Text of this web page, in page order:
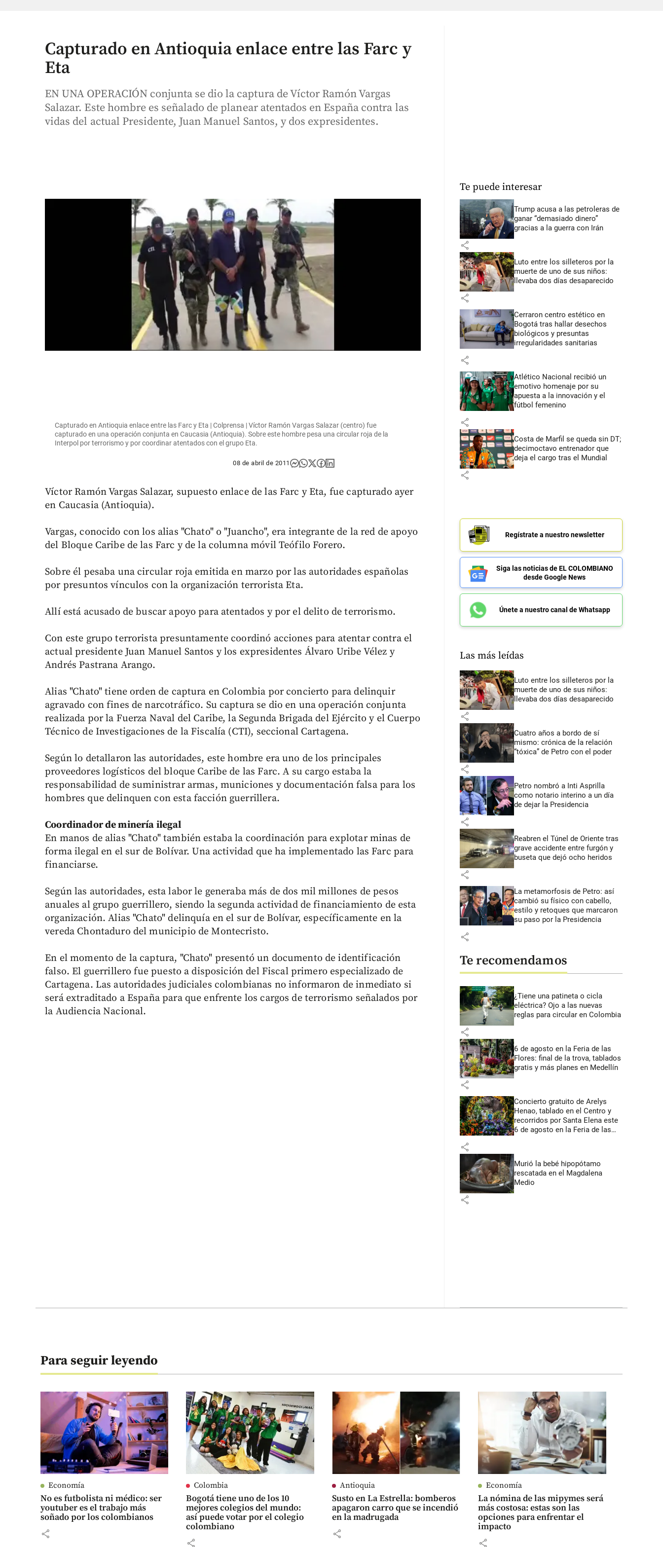
Capturado en Antioquia enlace entre las Farc y
Eta
EN UNA OPERACIÓN conjunta se dio la captura de Víctor Ramón Vargas
Salazar. Este hombre es señalado de planear atentados en España contra las
vidas del actual Presidente, Juan Manuel Santos, y dos expresidentes.
Capturado en Antioquia enlace entre las Farc y Eta | Colprensa | Víctor Ramón Vargas Salazar (centro) fue
capturado en una operación conjunta en Caucasia (Antioquia). Sobre este hombre pesa una circular roja de la
Interpol por terrorismo y por coordinar atentados con el grupo Eta.
08 de abril de 2011
Víctor Ramón Vargas Salazar, supuesto enlace de las Farc y Eta, fue capturado ayer
en Caucasia (Antioquia).
Vargas, conocido con los alias "Chato" o "Juancho", era integrante de la red de apoyo
del Bloque Caribe de las Farc y de la columna móvil Teófilo Forero.
Sobre él pesaba una circular roja emitida en marzo por las autoridades españolas
por presuntos vínculos con la organización terrorista Eta.
Allí está acusado de buscar apoyo para atentados y por el delito de terrorismo.
Con este grupo terrorista presuntamente coordinó acciones para atentar contra el
actual presidente Juan Manuel Santos y los expresidentes Álvaro Uribe Vélez y
Andrés Pastrana Arango.
Alias "Chato" tiene orden de captura en Colombia por concierto para delinquir
agravado con fines de narcotráfico. Su captura se dio en una operación conjunta
realizada por la Fuerza Naval del Caribe, la Segunda Brigada del Ejército y el Cuerpo
Técnico de Investigaciones de la Fiscalía (CTI), seccional Cartagena.
Según lo detallaron las autoridades, este hombre era uno de los principales
proveedores logísticos del bloque Caribe de las Farc. A su cargo estaba la
responsabilidad de suministrar armas, municiones y documentación falsa para los
hombres que delinquen con esta facción guerrillera.
Coordinador de minería ilegal
En manos de alias "Chato" también estaba la coordinación para explotar minas de
forma ilegal en el sur de Bolívar. Una actividad que ha implementado las Farc para
financiarse.
Según las autoridades, esta labor le generaba más de dos mil millones de pesos
anuales al grupo guerrillero, siendo la segunda actividad de financiamiento de esta
organización. Alias "Chato" delinquía en el sur de Bolívar, específicamente en la
vereda Chontaduro del municipio de Montecristo.
En el momento de la captura, "Chato" presentó un documento de identificación
falso. El guerrillero fue puesto a disposición del Fiscal primero especializado de
Cartagena. Las autoridades judiciales colombianas no informaron de inmediato si
será extraditado a España para que enfrente los cargos de terrorismo señalados por
la Audiencia Nacional.
Te puede interesar
Trump acusa a las petroleras de
ganar “demasiado dinero”
gracias a la guerra con Irán
share
Luto entre los silleteros por la
muerte de uno de sus niños:
llevaba dos días desaparecido
share
Cerraron centro estético en
Bogotá tras hallar desechos
biológicos y presuntas
irregularidades sanitarias
share
Atlético Nacional recibió un
emotivo homenaje por su
apuesta a la innovación y el
fútbol femenino
share
Costa de Marfil se queda sin DT;
decimoctavo entrenador que
deja el cargo tras el Mundial
share
Regístrate a nuestro newsletter
Siga las noticias de EL COLOMBIANO
desde Google News
Únete a nuestro canal de Whatsapp
Las más leídas
Luto entre los silleteros por la
muerte de uno de sus niños:
llevaba dos días desaparecido
share
Cuatro años a bordo de sí
mismo: crónica de la relación
“tóxica” de Petro con el poder
share
Petro nombró a Inti Asprilla
como notario interino a un día
de dejar la Presidencia
share
Reabren el Túnel de Oriente tras
grave accidente entre furgón y
buseta que dejó ocho heridos
share
La metamorfosis de Petro: así
cambió su físico con cabello,
estilo y retoques que marcaron
su paso por la Presidencia
share
Te recomendamos
¿Tiene una patineta o cicla
eléctrica? Ojo a las nuevas
reglas para circular en Colombia
share
6 de agosto en la Feria de las
Flores: final de la trova, tablados
gratis y más planes en Medellín
share
Concierto gratuito de Arelys
Henao, tablado en el Centro y
recorridos por Santa Elena este
6 de agosto en la Feria de las
share
Murió la bebé hipopótamo
rescatada en el Magdalena
Medio
share
Para seguir leyendo
Economía
No es futbolista ni médico: ser
youtuber es el trabajo más
soñado por los colombianos
share
Colombia
Bogotá tiene uno de los 10
mejores colegios del mundo:
así puede votar por el colegio
colombiano
share
Antioquia
Susto en La Estrella: bomberos
apagaron carro que se incendió
en la madrugada
share
Economía
La nómina de las mipymes será
más costosa: estas son las
opciones para enfrentar el
impacto
share